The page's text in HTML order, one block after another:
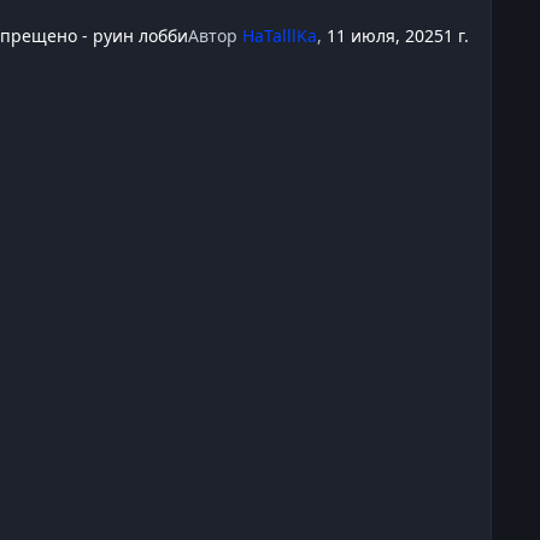
- руин лоббиАвтор HaTalllKa, 11 июля, 20251 г.